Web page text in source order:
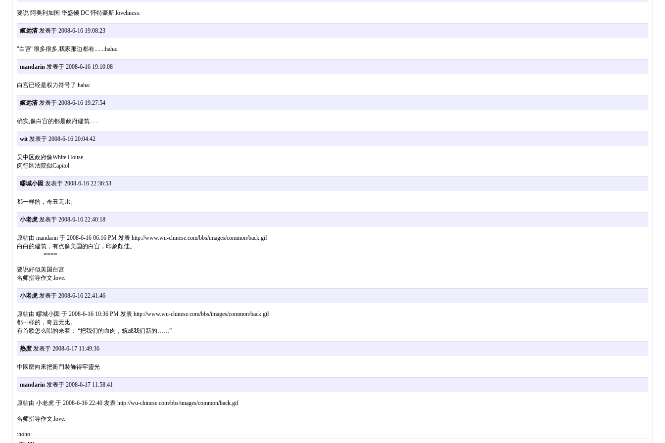
要说 阿美利加国 华盛顿 DC 怀特豪斯:loveliness:
姬远清发表于 2008-6-16 19:08:23
"白宫"很多很多,我家那边都有......:haha:
mandarin发表于 2008-6-16 19:10:08
白宫已经是权力符号了:haha:
姬远清发表于 2008-6-16 19:27:54
确实,像白宫的都是政府建筑......
wit发表于 2008-6-16 20:04:42
吴中区政府像White House
闵行区法院似Capitol
疁城小囡 发表于 2008-6-16 22:36:53
都一样的，奇丑无比。
小老虎发表于 2008-6-16 22:40:18
原帖由 mandarin 于 2008-6-16 06:16 PM 发表 http://www.wu-chinese.com/bbs/images/common/back.gif
白白的建筑，有点像美国的白宫，印象颇佳。
====
要说好似美国白宫
名师指导作文:love:
小老虎发表于 2008-6-16 22:41:46
原帖由 疁城小囡 于 2008-6-16 10:36 PM 发表 http://www.wu-chinese.com/bbs/images/common/back.gif
都一样的，奇丑无比。
有首歌怎么唱的来着： “把我们的血肉，筑成我们新的……”
热度发表于 2008-6-17 11:49:36
中國麼向來把衙門裝飾得牢靈光
mandarin发表于 2008-6-17 11:58:41
原帖由 小老虎 于 2008-6-16 22:40 发表 http://wu-chinese.com/bbs/images/common/back.gif
名师指导作文:love:
:hoho: